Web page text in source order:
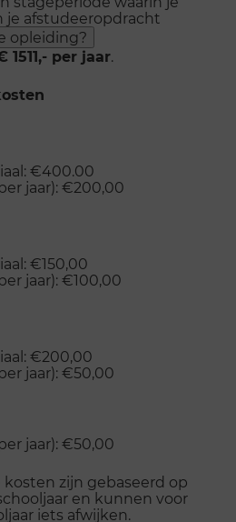
je afstudeeropdracht
opleiding?
1511,- per jaar.
€400.00
jaar): €200,00
€150,00
jaar): €100,00
€200,00
jaar): €50,00
jaar): €50,00
zijn gebaseerd op
en kunnen voor
iets afwijken.